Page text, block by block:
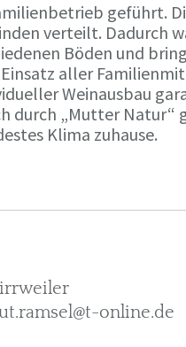
geführt.
verteilt. Dadurch
Böden und
aller
Weinausbau
durch „Mutter Natur“
Klima zuhause.
online.de